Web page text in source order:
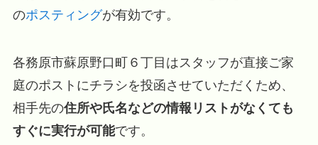
のポスティングが有効です。
各務原市蘇原野口町６丁目はスタッフが直接ご家
庭のポストにチラシを投函させていただくため、
相手先の住所や氏名などの情報リストがなくても
すぐに実行が可能です。